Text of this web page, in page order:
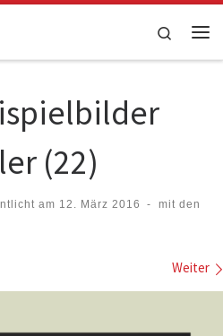
Search
(22)
am 12. März 2016 -
mit den
Weiter